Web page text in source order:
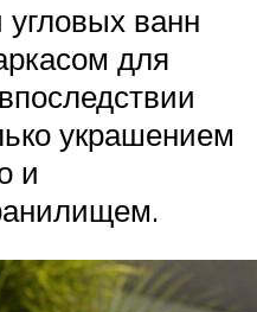
ванн
для
украшением
и